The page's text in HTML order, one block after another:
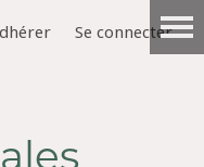
Se connecter